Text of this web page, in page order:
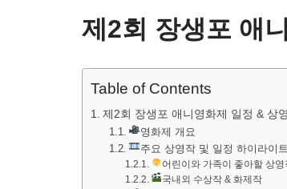
제2회 장생포 애
Table of Contents
제2회 장생포 애니영화제 일정 & 상
영화제 개요
주요 상영작 및 일정 하이라이트
어린이와 가족이 좋아할 상영
국내외 수상작 & 화제작